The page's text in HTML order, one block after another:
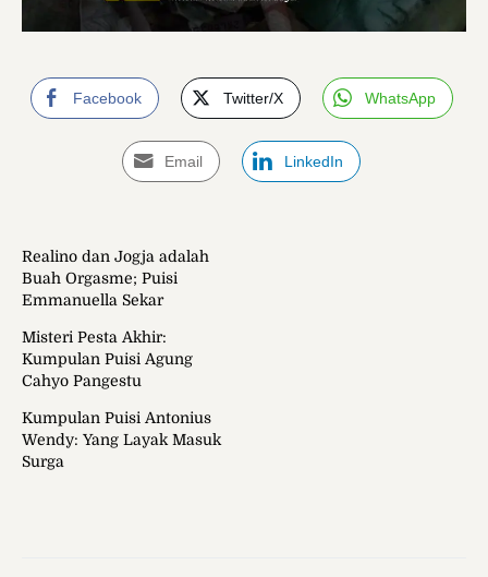
Facebook Twitter/X WhatsApp
Email LinkedIn
Realino dan Jogja adalah
Buah Orgasme; Puisi
Emmanuella Sekar
Misteri Pesta Akhir:
Kumpulan Puisi Agung
Cahyo Pangestu
Kumpulan Puisi Antonius
Wendy: Yang Layak Masuk
Surga